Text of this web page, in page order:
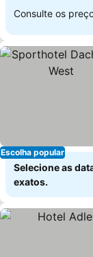
Consulte os
Escolha popular
Selecione as
exatos.